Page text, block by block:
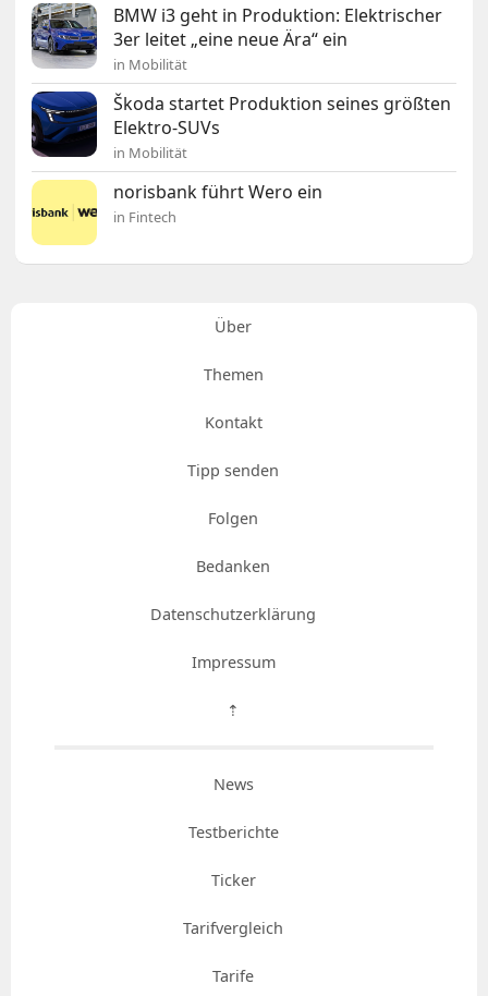
BMW i3 geht in Produktion: Elektrischer
3er leitet „eine neue Ära“ ein
in Mobilität
Škoda startet Produktion seines größten
Elektro-SUVs
in Mobilität
norisbank führt Wero ein
in Fintech
Über
Themen
Kontakt
Tipp senden
Folgen
Bedanken
Datenschutzerklärung
Impressum
⇡
News
Testberichte
Ticker
Tarifvergleich
Tarife